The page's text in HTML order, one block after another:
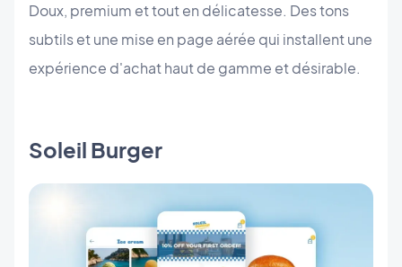
Doux, premium et tout en délicatesse. Des tons
subtils et une mise en page aérée qui installent une
expérience d'achat haut de gamme et désirable.
Soleil Burger